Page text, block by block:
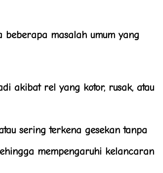
masalah umum yang
akibat rel yang kotor, rusak, atau
sering terkena gesekan tanpa
mempengaruhi kelancaran